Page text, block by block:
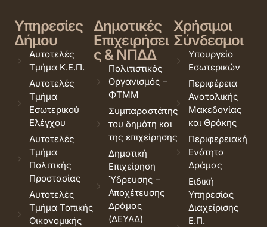
Υπηρεσίες
Δήμου
Αυτοτελές
Τμήμα Κ.Ε.Π.
Αυτοτελές
Τμήμα
Εσωτερικού
Ελέγχου
Αυτοτελές
Τμήμα
Πολιτικής
Προστασίας
Αυτοτελές
Τμήμα Τοπικής
Οικονομικής
Δημοτικές
Επιχειρήσει
ς & ΝΠΔΔ
Πολιτιστικός
Οργανισμός –
ΦΤΜΜ
Συμπαραστάτης
του δημότη και
της επιχείρησης
Δημοτική
Επιχείρηση
Ύδρευσης –
Αποχέτευσης
Δράμας
(ΔΕΥΑΔ)
Χρήσιμοι
Σύνδεσμοι
Υπουργείο
Εσωτερικών
Περιφέρεια
Ανατολικής
Μακεδονίας
και Θράκης
Περιφερειακή
Ενότητα
Δράμας
Ειδική
Υπηρεσίας
Διαχείρισης
Ε.Π.